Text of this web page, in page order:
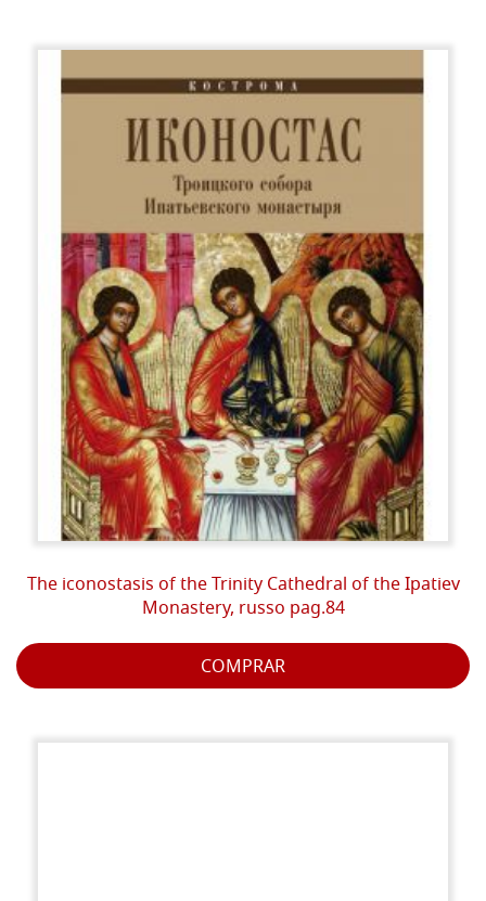
The iconostasis of the Trinity Cathedral of the Ipatiev
Monastery, russo pag.84
COMPRAR